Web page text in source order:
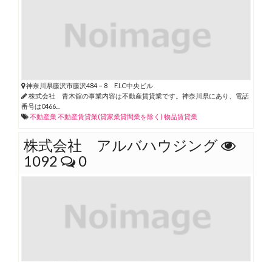
神奈川県藤沢市藤沢484－8 F.I.C中央ビル
株式会社 青木舘の事業内容は不動産賃貸業です。神奈川県にあり、電話
番号は0466...
不動産業不動産賃貸業(貸家業貸間業を除く) 物品賃貸業
株式会社 アルバハウジング
1092
0